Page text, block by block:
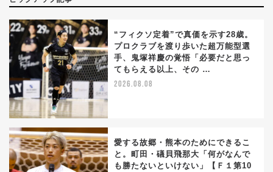
“フィクソ定着”で真価を示す28歳。
プロクラブを渡り歩いた超万能型選
手、鬼塚祥慶の覚悟「必要だと思っ
てもらえる以上、その …
2026.08.08
愛する故郷・熊本のためにできるこ
と。町田・礒貝飛那大「何がなんで
も勝たないといけない」【Ｆ１第10